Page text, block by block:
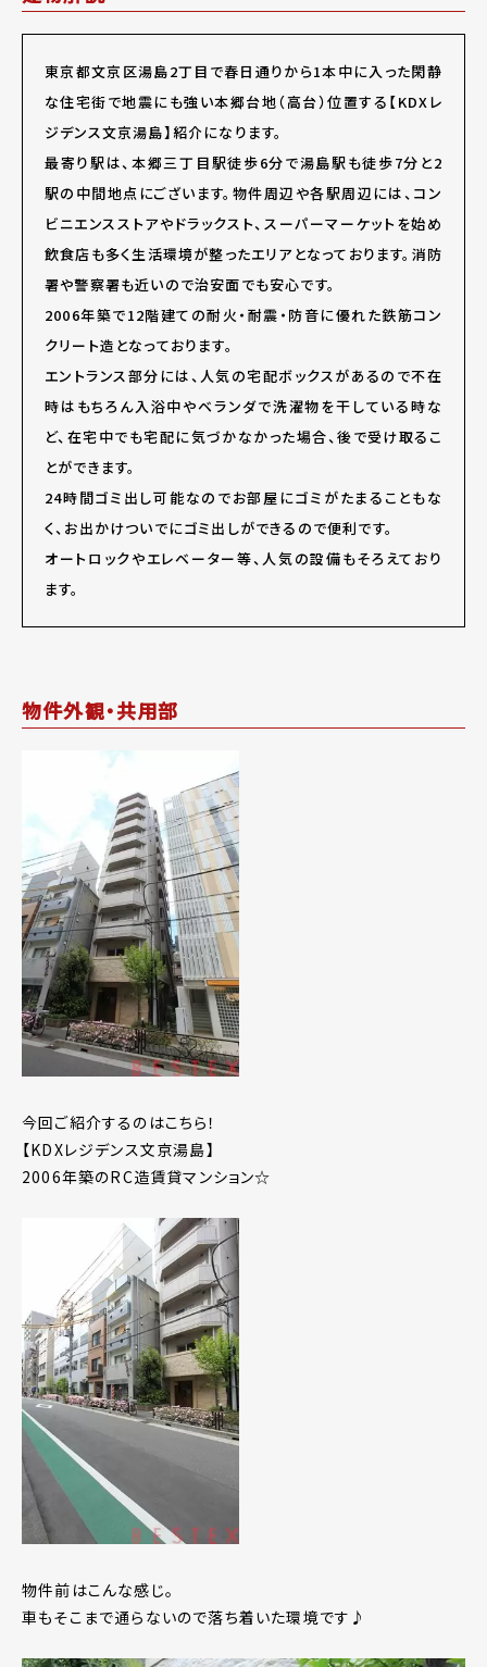
東京都文京区湯島2丁目で春日通りから1本中に入った閑静
な住宅街で地震にも強い本郷台地（高台）位置する【KDXレ
ジデンス文京湯島】紹介になります。
最寄り駅は、本郷三丁目駅徒歩6分で湯島駅も徒歩7分と2
駅の中間地点にございます。物件周辺や各駅周辺には、コン
ビニエンスストアやドラックスト、スーパーマーケットを始め
飲食店も多く生活環境が整ったエリアとなっております。消防
署や警察署も近いので治安面でも安心です。
2006年築で12階建ての耐火・耐震・防音に優れた鉄筋コン
クリート造となっております。
エントランス部分には、人気の宅配ボックスがあるので不在
時はもちろん入浴中やベランダで洗濯物を干している時な
ど、在宅中でも宅配に気づかなかった場合、後で受け取るこ
とができます。
24時間ゴミ出し可能なのでお部屋にゴミがたまることもな
く、お出かけついでにゴミ出しができるので便利です。
オートロックやエレベーター等、人気の設備もそろえており
ます。
物件外観・共用部
今回ご紹介するのはこちら！
【KDXレジデンス文京湯島】
2006年築のRC造賃貸マンション☆
物件前はこんな感じ。
車もそこまで通らないので落ち着いた環境です♪